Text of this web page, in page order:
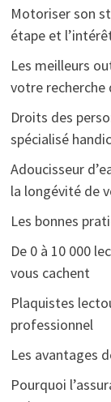
Motoriser son
étape et
Les meilleurs
votre recherche
Droits des
spécialisé
Adoucisseur
la longévité de
Les bonnes
De 0 à 10 000
vous cachent
Plaquistes
professionnel
Les avantages
Pourquoi